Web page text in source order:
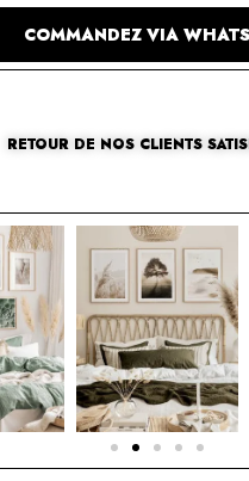
COMMANDEZ VIA
RETOUR DE NOS CLIENTS
SOLUTION PAR THE LUXURY